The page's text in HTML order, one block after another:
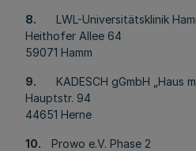
8.
LWL-Universitätsklinik
Heithofer Allee 64
59071 Hamm
9.
KADESCH gGmbH „Haus
Hauptstr. 94
44651 Herne
10.
Prowo e.V. Phase 2